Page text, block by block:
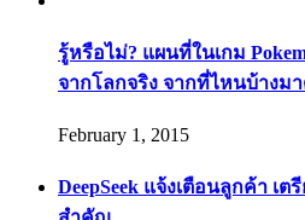
รู้หรือไม่? แผนที่ในเกม
จากโลกจริง จากที่ไหนบ้างม
February 1, 2015
DeepSeek แจ้งเตือนลูกค้า เ